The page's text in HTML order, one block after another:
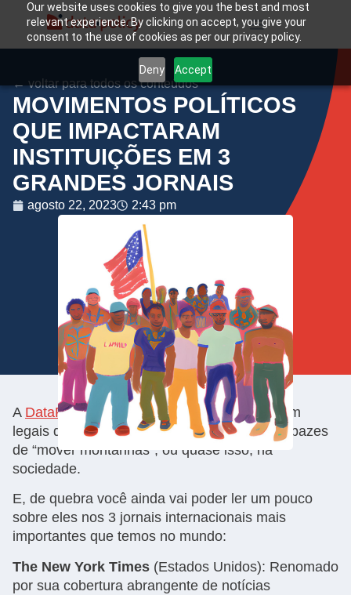
Our website uses cookies to give you the best and most
relevant experience. By clicking on accept, you give your
consent to the use of cookies as per our privacy policy.
Deny Accept
← voltar para todos os conteúdos
MOVIMENTOS POLÍTICOS
QUE IMPACTARAM
INSTITUIÇÕES EM 3
GRANDES JORNAIS
agosto 22, 2023 2:43 pm
A DataPolicy
listou aqui alguns exemplos bem
legais de movimentos políticos que foram capazes
de “mover montanhas”, ou quase isso, na
sociedade.
E, de quebra você ainda vai poder ler um pouco
sobre eles nos 3 jornais internacionais mais
importantes que temos no mundo:
The New York Times (Estados Unidos): Renomado
por sua cobertura abrangente de notícias